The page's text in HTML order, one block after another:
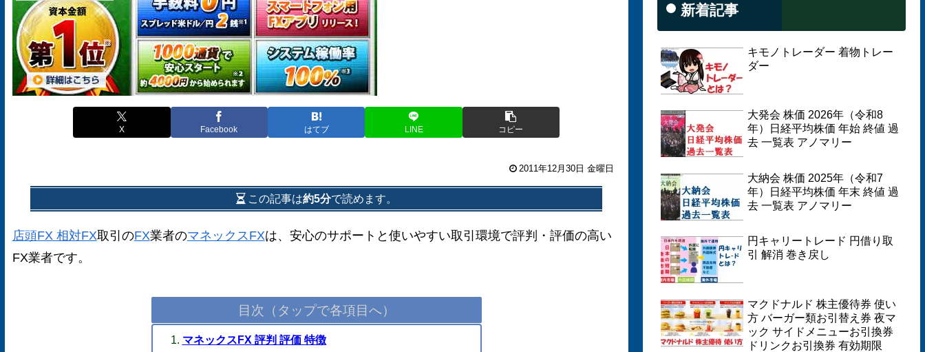
X Facebook はてブ LINE コピー
2011年12月30日 金曜日
この記事は約5分で読めます。
店頭FX 相対FX取引のFX業者のマネックスFXは、安心のサポートと使いやすい取引環境で評判・評価の高い
FX業者です。
目次（タップで各項目へ）
マネックスFX 評判 評価 特徴
新着記事
キモノトレーダー 着物トレー
ダー
大発会 株価 2026年（令和8
年）日経平均株価 年始 終値 過
去 一覧表 アノマリー
大納会 株価 2025年（令和7
年）日経平均株価 年末 終値 過
去 一覧表 アノマリー
円キャリートレード 円借り取
引 解消 巻き戻し
マクドナルド 株主優待券 使い
方 バーガー類お引替え券 夜マ
ック サイドメニューお引換券
ドリンクお引換券 有効期限